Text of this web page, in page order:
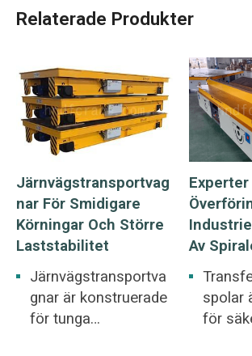
Relaterade Produkter
Järnvägstransportvag
Nar För Smidigare
Körningar Och Större
Laststabilitet
Järnvägstransportva
gnar är konstruerade
för tunga
Experter
Av
spolar
för